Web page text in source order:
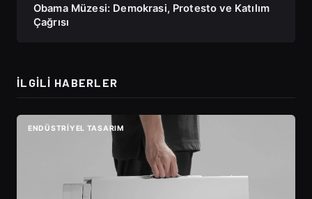
Obama Müzesi: Demokrasi, Protesto ve Katılım
Çağrısı
İLGILI HABERLER
ENDÜSTRIYEL TASARIM